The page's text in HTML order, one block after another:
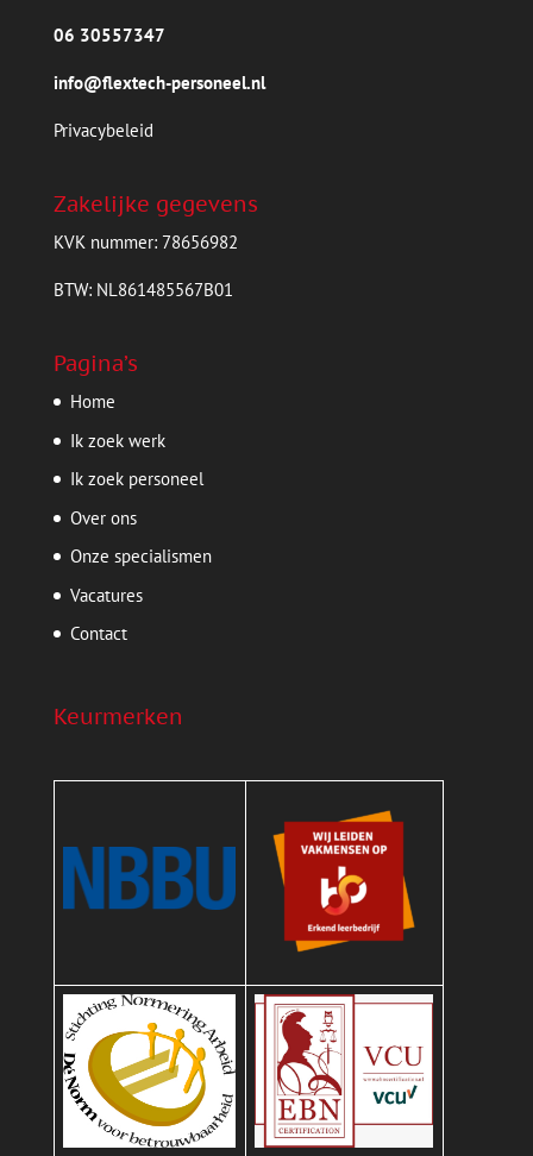
‪06 30557347‬
info@flextech-personeel.nl
Privacybeleid
Zakelijke gegevens
KVK nummer: 78656982
BTW: NL861485567B01
Pagina’s
Home
Ik zoek werk
Ik zoek personeel
Over ons
Onze specialismen
Vacatures
Contact
Keurmerken